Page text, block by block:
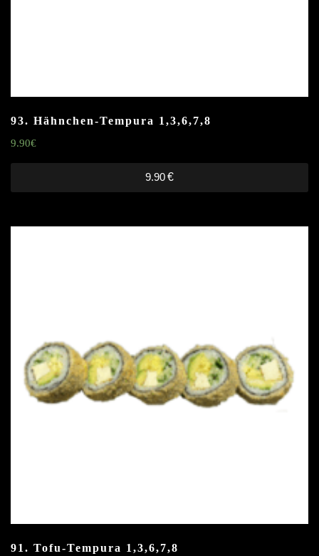
93. Hähnchen-Tempura 1,3,6,7,8
9.90€
9.90€
91. Tofu-Tempura 1,3,6,7,8